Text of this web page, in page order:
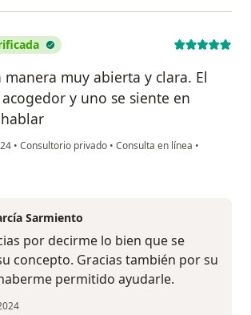
muy abierta y clara. El
y uno se siente en
• Consultorio privado • Consulta en línea •
JM
Sarmiento
por decirme lo bien que se
concepto. Gracias también por su
permitido ayudarle.